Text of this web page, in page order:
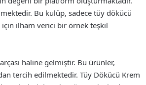
Bu kulüp, sadece tüy dökücü
için ilham verici bir örnek teşkil
haline gelmiştir. Bu ürünler,
tercih edilmektedir. Tüy Dökücü Krem